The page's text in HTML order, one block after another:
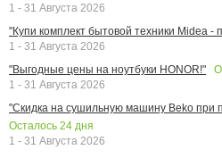
1 - 31 Августа 2026
"Купи комплект бытовой техники Midea -
1 - 31 Августа 2026
"Выгодные цены на ноутбуки HONOR!"
1 - 31 Августа 2026
"Скидка на сушильную машину Beko при
Осталось 24 дня
1 - 31 Августа 2026